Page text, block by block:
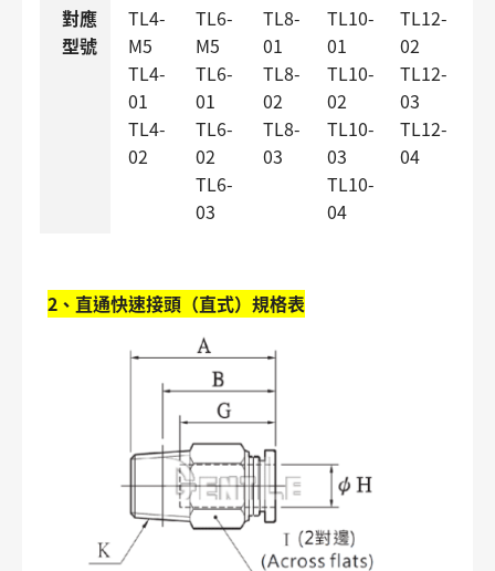
對應
型號
TL4-
M5
TL4-
01
TL4-
02
TL6-
M5
TL6-
01
TL6-
02
TL6-
03
TL8-
01
TL8-
02
TL8-
03
TL10-
01
TL10-
02
TL10-
03
TL10-
04
TL12-
02
TL12-
03
TL12-
04
2、直通快速接頭（直式）規格表